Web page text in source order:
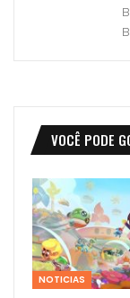
VOCÊ PODE
NOTICIAS